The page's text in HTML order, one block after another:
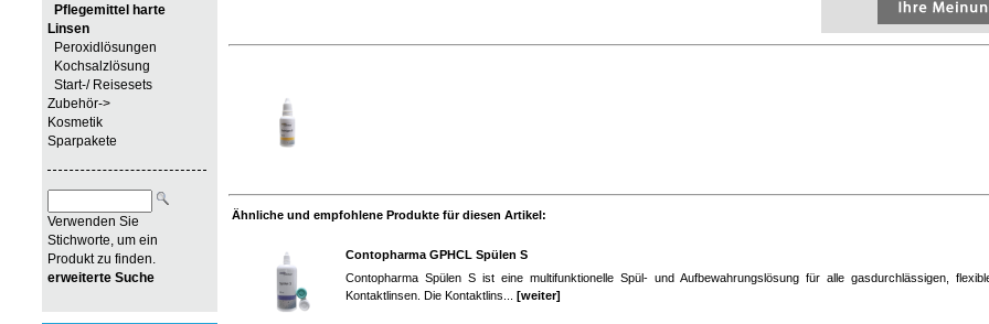
Pflegemittel harte
Linsen
Peroxidlösungen
Kochsalzlösung
Start-/ Reisesets
Zubehör->
Kosmetik
Sparpakete
Verwenden Sie
Stichworte, um ein
Produkt zu finden.
erweiterte Suche
Ähnliche und empfohlene Produkte für diesen Artikel:
Contopharma GPHCL Spülen S
Contopharma Spülen S ist eine multifunktionelle Spül- und Aufbewahrungslösung für alle gasdurchlässigen,
Kontaktlinsen. Die Kontaktlins... [weiter]